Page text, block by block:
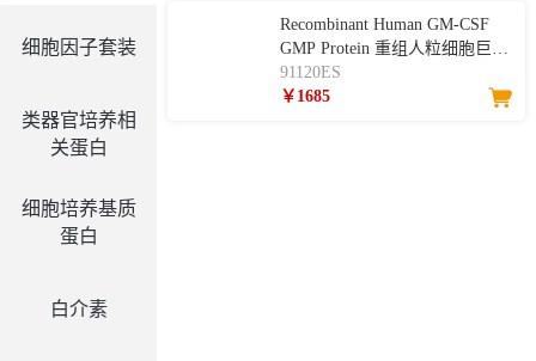
细胞因子套装
类器官培养相
关蛋白
细胞培养基质
蛋白
白介素
Recombinant Human GM-CSF
GMP Protein 重组人粒细胞巨噬
细胞集落刺激因子（GMP级）
91120ES
￥1685